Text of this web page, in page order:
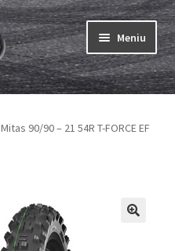
Meniu
menu
menu
Mitas 90/90 – 21 54R T-FORCE EF